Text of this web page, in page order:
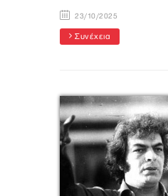
23/10/2025
Συνέχεια